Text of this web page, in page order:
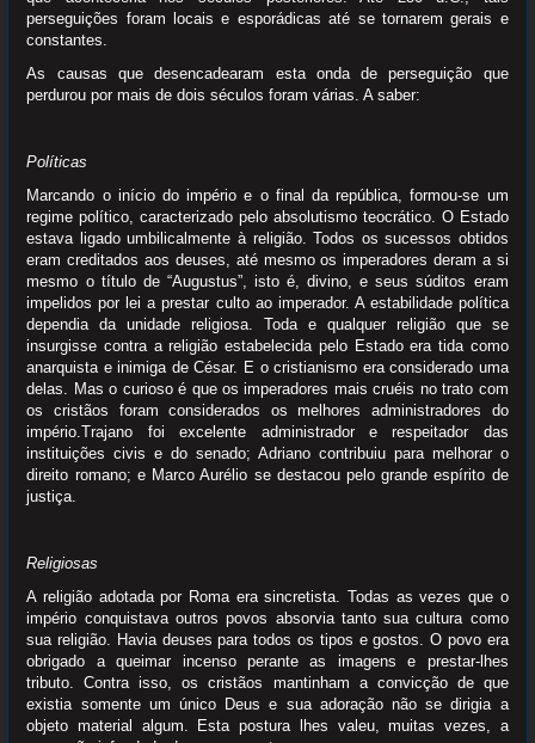
perseguições foram locais e esporádicas até se tornarem gerais e
constantes.
As causas que desencadearam esta onda de perseguição que
perdurou por mais de dois séculos foram várias. A saber:
Políticas
Marcando o início do império e o final da república, formou-se um
regime político, caracterizado pelo absolutismo teocrático. O Estado
estava ligado umbilicalmente à religião. Todos os sucessos obtidos
eram creditados aos deuses, até mesmo os imperadores deram a si
mesmo o título de “Augustus”, isto é, divino, e seus súditos eram
impelidos por lei a prestar culto ao imperador. A estabilidade política
dependia da unidade religiosa. Toda e qualquer religião que se
insurgisse contra a religião estabelecida pelo Estado era tida como
anarquista e inimiga de César. E o cristianismo era considerado uma
delas. Mas o curioso é que os imperadores mais cruéis no trato com
os cristãos foram considerados os melhores administradores do
império.Trajano foi excelente administrador e respeitador das
instituições civis e do senado; Adriano contribuiu para melhorar o
direito romano; e Marco Aurélio se destacou pelo grande espírito de
justiça.
Religiosas
A religião adotada por Roma era sincretista. Todas as vezes que o
império conquistava outros povos absorvia tanto sua cultura como
sua religião. Havia deuses para todos os tipos e gostos. O povo era
obrigado a queimar incenso perante as imagens e prestar-lhes
tributo. Contra isso, os cristãos mantinham a convicção de que
existia somente um único Deus e sua adoração não se dirigia a
objeto material algum. Esta postura lhes valeu, muitas vezes, a